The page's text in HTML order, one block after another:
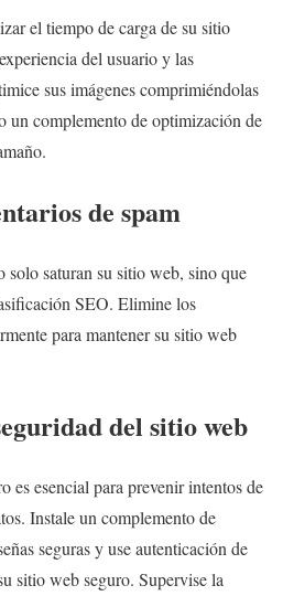
el tiempo de carga de su sitio
del usuario y las
sus imágenes comprimiéndolas
un complemento de optimización de
de spam
solo saturan su sitio web, sino que
SEO. Elimine los
para mantener su sitio web
del sitio web
es esencial para prevenir intentos de
Instale un complemento de
seguras y use autenticación de
sitio web seguro. Supervise la